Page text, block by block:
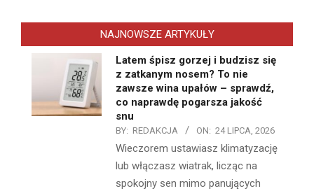
NAJNOWSZE ARTYKUŁY
Latem śpisz gorzej i budzisz się
z zatkanym nosem? To nie
zawsze wina upałów – sprawdź,
co naprawdę pogarsza jakość
snu
BY: REDAKCJA ON: 24 LIPCA, 2026
Wieczorem ustawiasz klimatyzację
lub włączasz wiatrak, licząc na
spokojny sen mimo panujących